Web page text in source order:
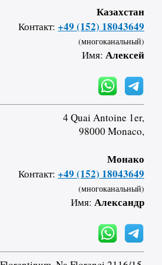
Казахстан
Контакт: +49 (152) 18043649
(многоканальный)
Имя: Алексей
4 Quai Antoine 1er,
98000 Monaco,
Монако
Контакт: +49 (152) 18043649
(многоканальный)
Имя: Александр